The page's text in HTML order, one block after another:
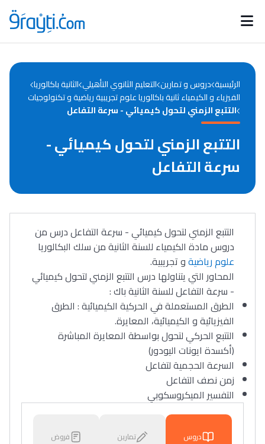
Catégories
d'actualités
Annonces bourses
الرئيسية دروس و تمارين التعليم الثانوي التأهيلي الثانية باكالوريا
الفيزياء و الكيمياء ثانية باكالوريا علوم تجريبية رياضية و تكنولوجيات
التتبع الزمني لتحول كيميائي - سرعة التفاعل
التتبع الزمني لتحول كيميائي -
سرعة التفاعل
التتبع الزمني لتحول كيميائي - سرعة التفاعل درس من
دروس مادة الكيمياء للسنة الثانية من سلك البكالوريا
علوم رياضيةو تجريبية.
المحاور التي يتناولها درس التتبع الزمني لتحول كيميائي
- سرعة التفاعل للسنة الثانية باك :
الطرق المستعملة في الحركية الكيميائية : الطرق
الفيزيائية و الكيميائية، المعايرة.
التتبع الحركي لتحول بواسطة المعايرة المباشرة
(أكسدة ايونات اليودور)
السرعة الحجمية لتفاعل
زمن نصف التفاعل
التفسير الميكروسكوبي
دروس تمارين فروض